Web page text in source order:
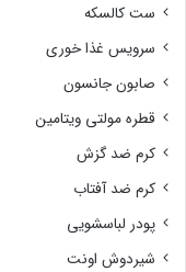
ست کالسکه
سرویس غذا خوری
صابون جانسون
قطره مولتی ویتامین
کرم ضد گزش
کرم ضد آفتاب
پودر لباسشویی
شیردوش اونت